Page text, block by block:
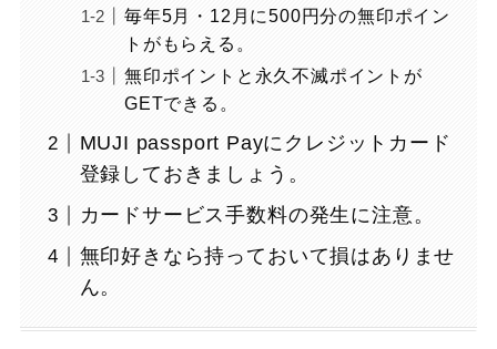
毎年5月・12月に500円分の無印ポイン
トがもらえる。
無印ポイントと永久不滅ポイントが
GETできる。
MUJI passport Payにクレジットカード
登録しておきましょう。
カードサービス手数料の発生に注意。
無印好きなら持っておいて損はありませ
ん。